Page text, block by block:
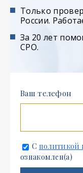
Только
России.
За 20 лет
СРО.
Ваш телефон
С политикой
ознакомлен(а)